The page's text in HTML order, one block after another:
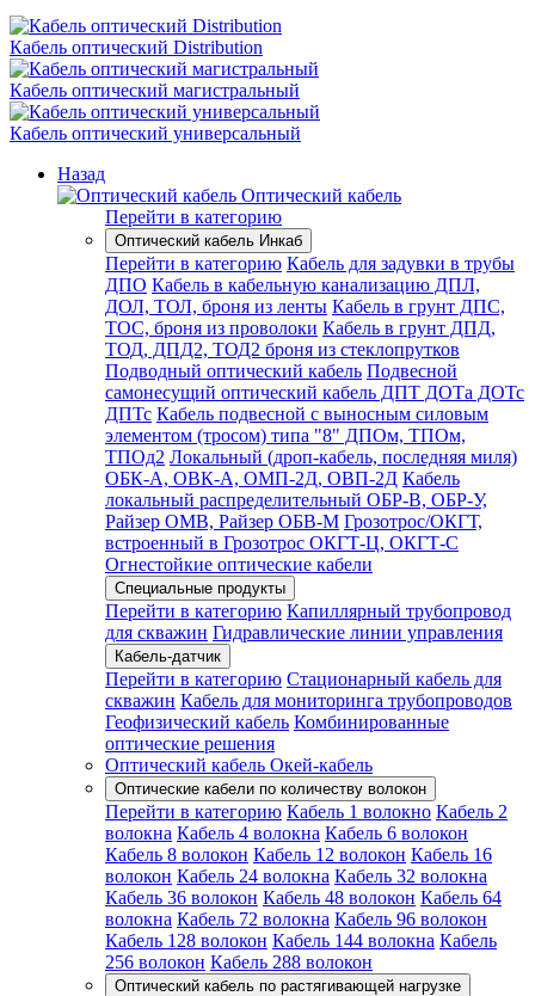
Кабель оптический Distribution
Кабель оптический магистральный
Кабель оптический универсальный
Назад
Оптический кабель
Перейти в категорию
Оптический кабель Инкаб
Перейти в категорию Кабель для задувки в трубы
ДПО Кабель в кабельную канализацию ДПЛ,
ДОЛ, ТОЛ, броня из ленты Кабель в грунт ДПС,
ТОС, броня из проволоки Кабель в грунт ДПД,
ТОД, ДПД2, ТОД2 броня из стеклопрутков
Подводный оптический кабель Подвесной
самонесущий оптический кабель ДПТ ДОТа ДОТс
ДПТс Кабель подвесной с выносным силовым
элементом (тросом) типа "8" ДПОм, ТПОм,
ТПОд2 Локальный (дроп-кабель, последняя миля)
ОБК-А, ОВК-А, ОМП-2Д, ОВП-2Д Кабель
локальный распределительный ОБР-В, ОБР-У,
Райзер ОМВ, Райзер ОБВ-М Грозотрос/ОКГТ,
встроенный в Грозотрос ОКГТ-Ц, ОКГТ-С
Огнестойкие оптические кабели
Специальные продукты
Перейти в категорию Капиллярный трубопровод
для скважин Гидравлические линии управления
Кабель-датчик
Перейти в категорию Стационарный кабель для
скважин Кабель для мониторинга трубопроводов
Геофизический кабель Комбинированные
оптические решения
Оптический кабель Окей-кабель
Оптические кабели по количеству волокон
Перейти в категорию Кабель 1 волокно Кабель 2
волокна Кабель 4 волокна Кабель 6 волокон
Кабель 8 волокон Кабель 12 волокон Кабель 16
волокон Кабель 24 волокна Кабель 32 волокна
Кабель 36 волокон Кабель 48 волокон Кабель 64
волокна Кабель 72 волокна Кабель 96 волокон
Кабель 128 волокон Кабель 144 волокна Кабель
256 волокон Кабель 288 волокон
Оптический кабель по растягивающей нагрузке